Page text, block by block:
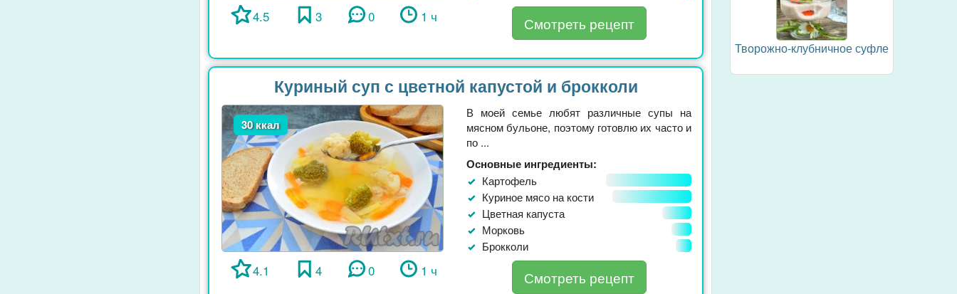
4.5 3 0 1 ч Смотреть рецепт
Куриный суп с цветной капустой и брокколи
30 ккал
4.1 4 0 1 ч
В моей семье любят различные супы на
мясном бульоне, поэтому готовлю их часто и
по ...
Основные ингредиенты:
Картофель
Куриное мясо на кости
Цветная капуста
Морковь
Брокколи
Смотреть рецепт
Творожно-клубничное суфле